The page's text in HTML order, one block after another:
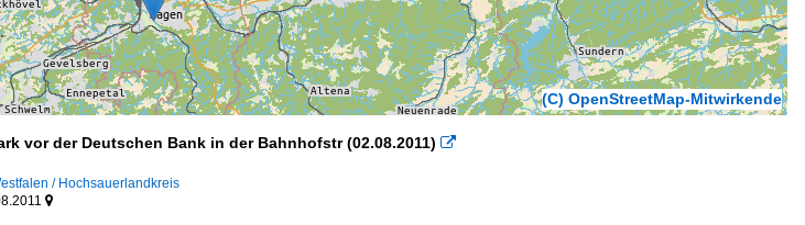
(C) OpenStreetMap-Mitwirkende
vor der Deutschen Bank in der Bahnhofstr (02.08.2011) 
/ Hochsauerlandkreis
